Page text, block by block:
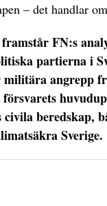
– det handlar
FN:s
partierna i
militära angrepp
försvarets
beredskap,
Sverige.